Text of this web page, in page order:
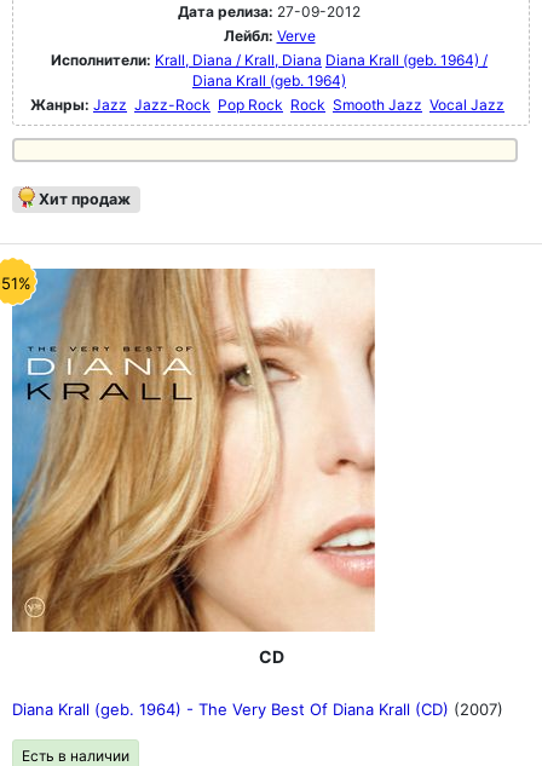
Дата релиза: 27-09-2012
Лейбл: Verve
Исполнители: Krall, Diana / Krall, Diana Diana Krall (geb. 1964) /
Diana Krall (geb. 1964)
Жанры: Jazz Jazz-Rock Pop Rock Rock Smooth Jazz Vocal Jazz
Хит продаж
CD
Diana Krall (geb. 1964) - The Very Best Of Diana Krall (CD) (2007)
Есть в наличии